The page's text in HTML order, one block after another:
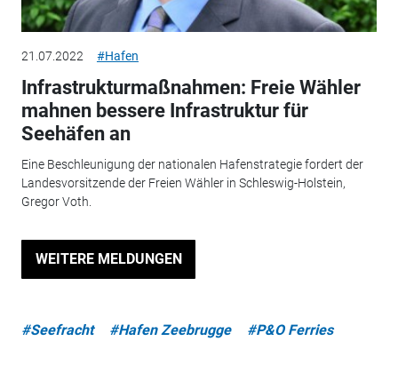
21.07.2022 #Hafen
Infrastrukturmaßnahmen: Freie Wähler
mahnen bessere Infrastruktur für
Seehäfen an
Eine Beschleunigung der nationalen Hafenstrategie fordert der
Landesvorsitzende der Freien Wähler in Schleswig-Holstein,
Gregor Voth.
WEITERE MELDUNGEN
#Seefracht #Hafen Zeebrugge #P&O Ferries